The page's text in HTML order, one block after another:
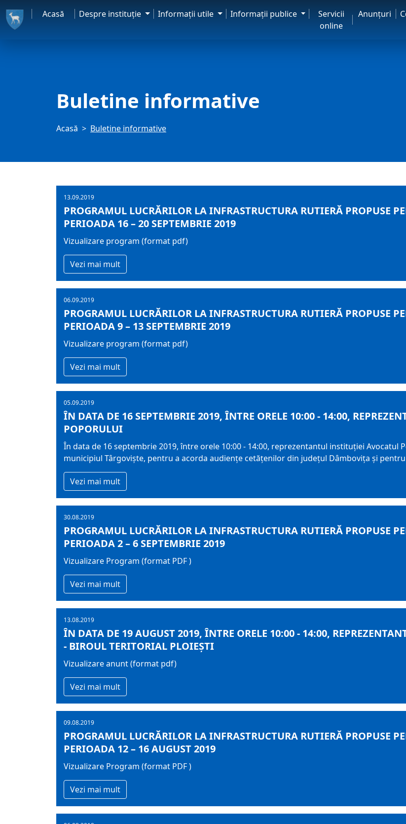
Acasă Despre instituţie Informaţii utile Informaţii publice
Servicii
online
Anunţuri
Buletine informative
Acasă Buletine informative
13.09.2019
PROGRAMUL LUCRĂRILOR LA INFRASTRUCTURA RUTIERĂ PROPUSE
PERIOADA 16 – 20 SEPTEMBRIE 2019
Vizualizare program (format pdf)
Vezi mai mult
06.09.2019
PROGRAMUL LUCRĂRILOR LA INFRASTRUCTURA RUTIERĂ PROPUSE
PERIOADA 9 – 13 SEPTEMBRIE 2019
Vizualizare program (format pdf)
Vezi mai mult
05.09.2019
ÎN DATA DE 16 SEPTEMBRIE 2019, ÎNTRE ORELE 10:00 - 14:00,
POPORULUI
În data de 16 septembrie 2019, între orele 10:00 - 14:00, reprezentantul instituţiei Avocatul
municipiul Târgovişte, pentru a acorda audienţe cetăţenilor din judeţul Dâmboviţa şi
Vezi mai mult
30.08.2019
PROGRAMUL LUCRĂRILOR LA INFRASTRUCTURA RUTIERĂ PROPUSE
PERIOADA 2 – 6 SEPTEMBRIE 2019
Vizualizare Program (format PDF )
Vezi mai mult
13.08.2019
ÎN DATA DE 19 AUGUST 2019, ÎNTRE ORELE 10:00 - 14:00,
- BIROUL TERITORIAL PLOIEŞTI
Vizualizare anunt (format pdf)
Vezi mai mult
09.08.2019
PROGRAMUL LUCRĂRILOR LA INFRASTRUCTURA RUTIERĂ PROPUSE
PERIOADA 12 – 16 AUGUST 2019
Vizualizare Program (format PDF )
Vezi mai mult